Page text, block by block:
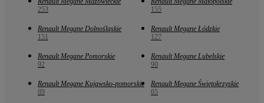
253
155
Renault Megane Dolnośląskie
151
Renault Megane Łódzkie
127
Renault Megane Pomorskie
92
Renault Megane Lubelskie
90
Renault Megane Kujawsko-pomorskie
89
Renault Megane Świętokrzyskie
65